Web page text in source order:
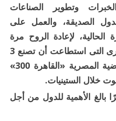
وتطوير الصناعات
الصديقة، والعمل على
الحالية، لإعادة الروح مرة
أخرى للقلاع الصناعية الكبرى التى استطاعت أن تصنع 3
نماذج من المقاتلة الاعتراضية المصرية «القاهرة 300»
خلال الستينيات.
بالغ الأهمية للدول من أجل